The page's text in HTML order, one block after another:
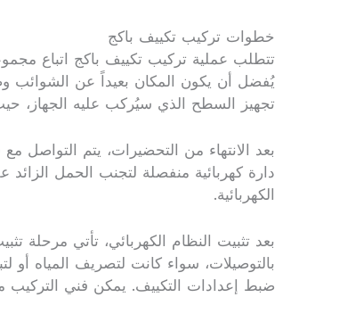
خطوات تركيب تكييف باكج
تتطلب عملية تركيب تكييف باكج اتباع
يُفضل أن يكون المكان بعيداً عن الشوائب
تجهيز السطح الذي سيُركب عليه الجهاز،
بعد الانتهاء من التحضيرات، يتم التواصل
دارة كهربائية منفصلة لتجنب الحمل
الكهربائية.
بعد تثبيت النظام الكهربائي، تأتي
بالتوصيلات، سواء كانت لتصريف المياه أو
ضبط إعدادات التكييف. يمكن فني التركيب